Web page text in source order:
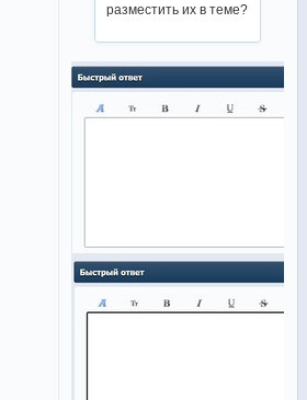
разместить их в теме?